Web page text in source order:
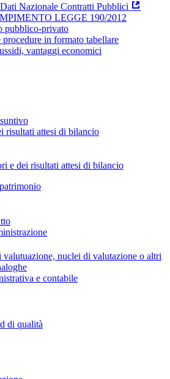
Nazionale Contratti Pubblici
LEGGE 190/2012
pubblico-privato
in formato tabellare
vantaggi economici
risultati attesi di bilancio
e dei risultati attesi di bilancio
nuclei di valutazione o altri
e contabile
di qualità